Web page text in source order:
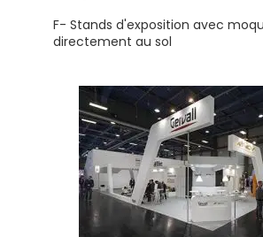
F- Stands d'exposition avec
directement au sol